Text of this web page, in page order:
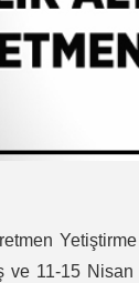
ve 11-15